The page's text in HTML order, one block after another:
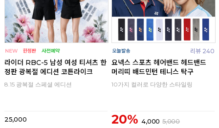
라이더 RBC-5 남성 여성 티셔츠 한
정판 광복절 에디션 코튼라이크
8.15 광복절 스페셜 에디션
25,000
리뷰 240
요넥스 스포츠 헤어밴드 헤드밴드
머리띠 배드민턴 테니스 탁구
10가지 컬러로 다양한 스타일링
20% 4,000 5,000